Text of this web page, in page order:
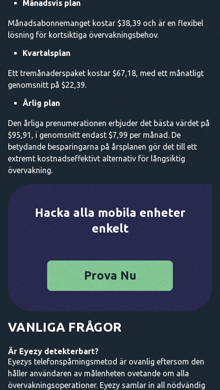
Månadsvis plan
Månadsabonnemanget kostar $38,39 och är en flexibel
lösning för kortsiktiga övervakningsbehov.
Kvartalsplan
Ett tremånaderspaket kostar $67,18, med ett månatligt
genomsnitt på $22,39.
Årlig plan
Den årliga prenumerationen erbjuder det bästa värdet på
$95,91, i genomsnitt endast $7,99 per månad. De
betydande besparingarna på årsplanen gör det till ett
extremt kostnadseffektivt alternativ för långsiktig
övervakning.
Hacka alla mobila enheter
enkelt
Prova Nu
VANLIGA FRÅGOR
Är Eyezy detekterbart?
Eyezys telefonspårningsmetod är ovanlig eftersom den
håller användaren av målenheten ovetande om alla
övervakningsoperationer. Eyezy samlar in all nödvändig